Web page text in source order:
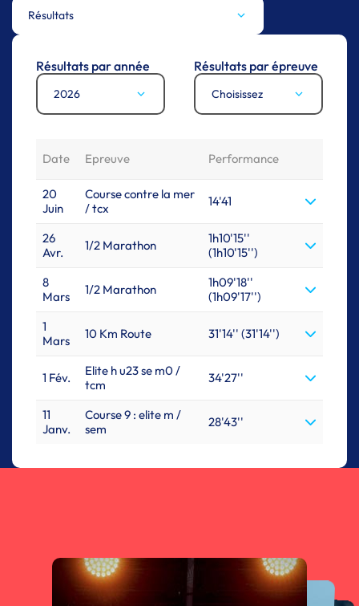
Résultats
Résultats par année
2026
Résultats par épreuve
Choisissez
Date Epreuve Performance
20
Juin
Course contre la mer
/ tcx
14'41
26
Avr.
1/2 Marathon
1h10'15''
(1h10'15'')
8
Mars
1/2 Marathon
1h09'18''
(1h09'17'')
1
Mars
10 Km Route 31'14'' (31'14'')
1 Fév.
Elite h u23 se m0 /
tcm
34'27''
11
Janv.
Course 9 : elite m /
sem
28'43''